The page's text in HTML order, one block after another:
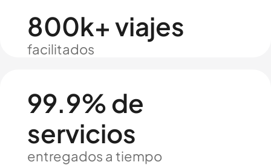
800k+ viajes
facilitados
99.9% de
servicios
entregados a tiempo